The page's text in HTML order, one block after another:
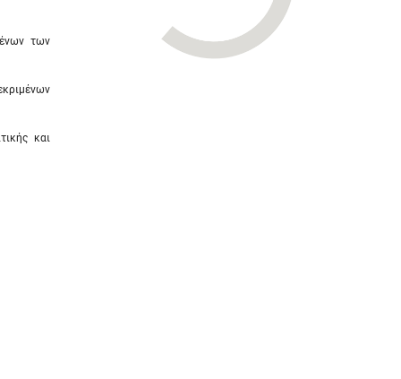
των
και